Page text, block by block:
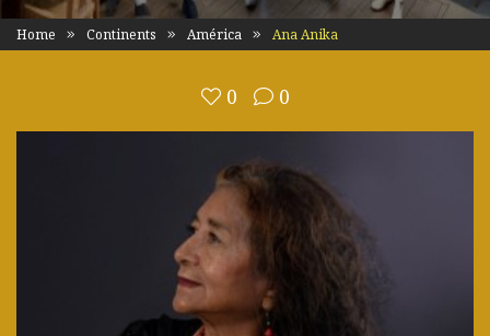
Home Continents América Ana Anika
0 0